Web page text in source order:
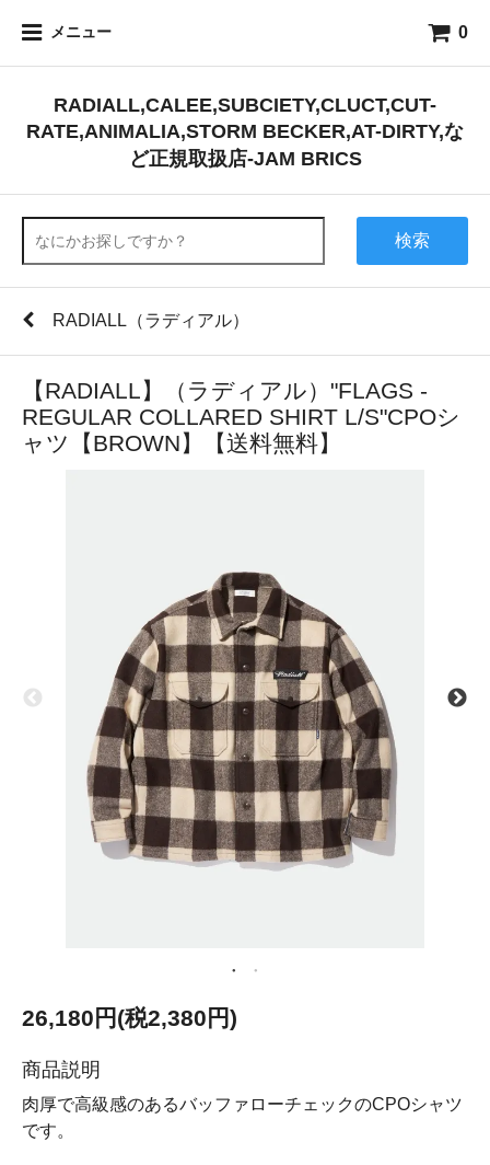
メニュー 0
RADIALL,CALEE,SUBCIETY,CLUCT,CUT-
RATE,ANIMALIA,STORM BECKER,AT-DIRTY,な
ど正規取扱店-JAM BRICS
検索
RADIALL（ラディアル）
【RADIALL】（ラディアル）"FLAGS -
REGULAR COLLARED SHIRT L/S"CPOシ
ャツ【BROWN】【送料無料】
26,180円(税2,380円)
商品説明
肉厚で高級感のあるバッファローチェックのCPOシャツ
です。